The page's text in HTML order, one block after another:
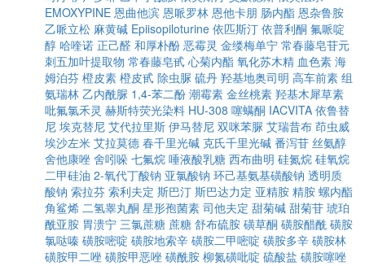
EMOXYPINE 恩曲他滨 恩哌罗林 恩他卡朋 肠内酯 恩杂鲁胺
乙哌立松 麻黄碱 Epiisopiloturine 依匹斯汀 依普利酮 氟哌啶
醇 哈喹诺 正己醛 和厚朴酚 恶霉灵 金缕梅单宁 常春藤皂苷元
刺五加叶提取物 常春藤皂甙 心菊内酯 氧化苏木精 血色素 海
姆泊芬 橙皮素 橙皮甙 除虫脲 硫丹 羟基地奥司明 高车前素 组
氨瑞林 乙内酰脲 1,4-苯二酚 潮霉素 金丝桃素 羟基木犀草素
吡氟氯禾灵 赫斯特荧光染料 HU-308 噻螨酮 IACVITA 依鲁替
尼 埃克替尼 艾代拉里斯 伊马替尼 双咪苯脲 艾瑞昔布 茚虫威
埃沙左米 艾拉莫德 春千里光碱 克氏千里光碱 番泻苷 丝氨醇
舍他康唑 舍吲哚 七氟烷 唾液酸乳糖 西布曲明 硅氮烷 硅氧烷
二甲硅油 2-氧代丁酸钠 亚氯酸钠 环己基氨基磺酸钠 透明质
酸钠 索拉芬 索利夫定 斯巴汀 斯巴达力定 亚精胺 精胺 螺内酯
角鲨烯 二氢睾丸酮 星形孢菌素 司他夫定 甜菊碱 甜菊苷 琥珀
酰亚胺 胃溃宁 三氯蔗糖 蔗糖 舒布硫胺 磺草酮 磺胺醋酰 磺胺
氯哒嗪 磺胺嘧啶 磺胺地索辛 磺胺二甲嘧啶 磺胺多辛 磺胺林
磺胺甲二唑 磺胺甲恶唑 磺酰胺 柳氮磺吡啶 硫酸盐 磺胺噻唑